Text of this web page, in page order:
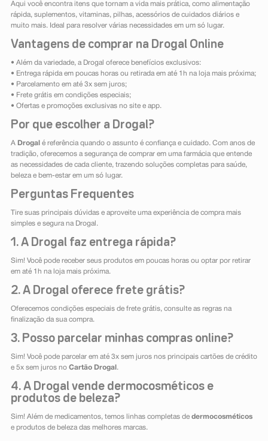
Aqui você encontra itens que tornam a vida mais prática, como alimentação
rápida, suplementos, vitaminas, pilhas, acessórios de cuidados diários e
muito mais. Ideal para resolver várias necessidades em um só lugar.
Vantagens de comprar na Drogal Online
• Além da variedade, a Drogal oferece benefícios exclusivos:
• Entrega rápida em poucas horas ou retirada em até 1h na loja mais próxima;
• Parcelamento em até 3x sem juros;
• Frete grátis em condições especiais;
• Ofertas e promoções exclusivas no site e app.
Por que escolher a Drogal?
A Drogal é referência quando o assunto é confiança e cuidado. Com anos de
tradição, oferecemos a segurança de comprar em uma farmácia que entende
as necessidades de cada cliente, trazendo soluções completas para saúde,
beleza e bem-estar em um só lugar.
Perguntas Frequentes
Tire suas principais dúvidas e aproveite uma experiência de compra mais
simples e segura na Drogal.
1. A Drogal faz entrega rápida?
Sim! Você pode receber seus produtos em poucas horas ou optar por retirar
em até 1h na loja mais próxima.
2. A Drogal oferece frete grátis?
Oferecemos condições especiais de frete grátis, consulte as regras na
finalização da sua compra.
3. Posso parcelar minhas compras online?
Sim! Você pode parcelar em até 3x sem juros nos principais cartões de crédito
e 5x sem juros no Cartão Drogal .
4. A Drogal vende dermocosméticos e
produtos de beleza?
Sim! Além de medicamentos, temos linhas completas de dermocosméticos
e produtos de beleza das melhores marcas.